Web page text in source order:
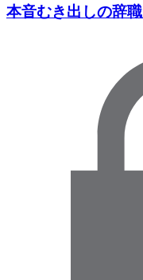
本音むき出しの辞